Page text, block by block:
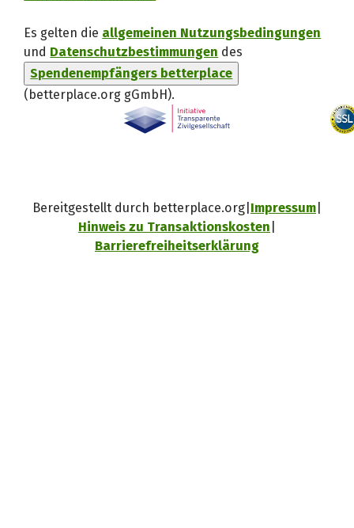
Es gelten die allgemeinen Nutzungsbedingungen
und Datenschutzbestimmungen des
Spendenempfängers betterplace
(betterplace.org gGmbH).
Bereitgestellt durch betterplace.org Impressum
Hinweis zu Transaktionskosten
Barrierefreiheitserklärung